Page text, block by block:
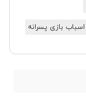
اسباب بازی پسرانه